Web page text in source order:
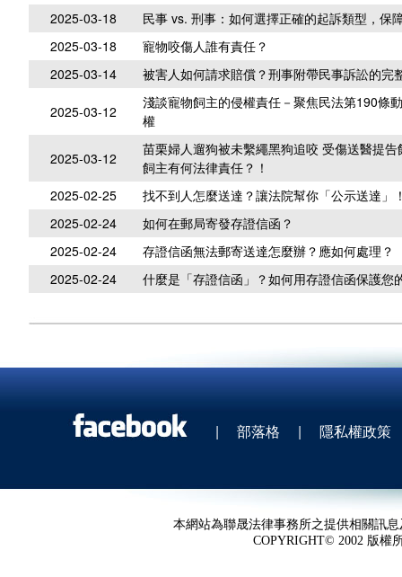
2025-03-18
民事 vs. 刑事：如何選擇正確的起訴類型，保
2025-03-18
寵物咬傷人誰有責任？
2025-03-14
被害人如何請求賠償？刑事附帶民事訴訟的完
2025-03-12
淺談寵物飼主的侵權責任－聚焦民法第190條
權
2025-03-12
苗栗婦人遛狗被未繫繩黑狗追咬 受傷送醫提告
飼主有何法律責任？！
2025-02-25
找不到人怎麼送達？讓法院幫你「公示送達」
2025-02-24
如何在郵局寄發存證信函？
2025-02-24
存證信函無法郵寄送達怎麼辦？應如何處理？
2025-02-24
什麼是「存證信函」？如何用存證信函保護您
| 部落格 | 隱私權政策
本網站為聯晟法律事務所之提供相關訊
COPYRIGHT© 2002 版權